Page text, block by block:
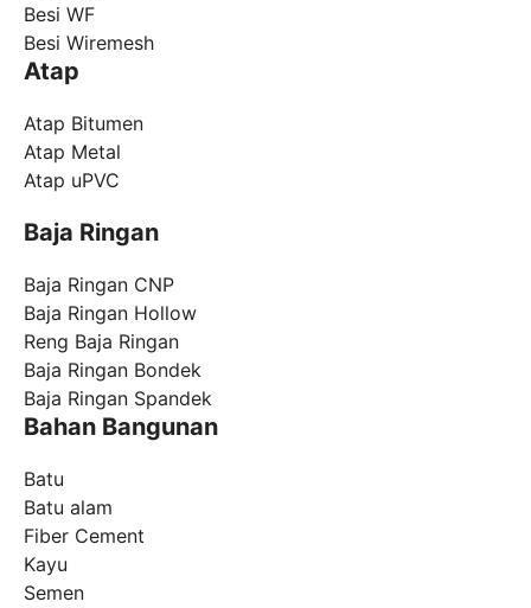
Besi WF
Besi Wiremesh
Atap
Atap Bitumen
Atap Metal
Atap uPVC
Baja Ringan
Baja Ringan CNP
Baja Ringan Hollow
Reng Baja Ringan
Baja Ringan Bondek
Baja Ringan Spandek
Bahan Bangunan
Batu
Batu alam
Fiber Cement
Kayu
Semen